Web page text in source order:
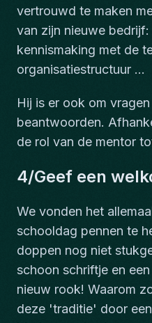
vertrouwd te maken
van zijn nieuwe
kennismaking met de
organisatiestructuur ...
Hij is er ook om
beantwoorden.
de rol van de mentor
4/Geef een
We vonden het
schooldag pennen te
doppen nog niet
schoon schriftje en
nieuw rook! Waarom
deze 'traditie' door